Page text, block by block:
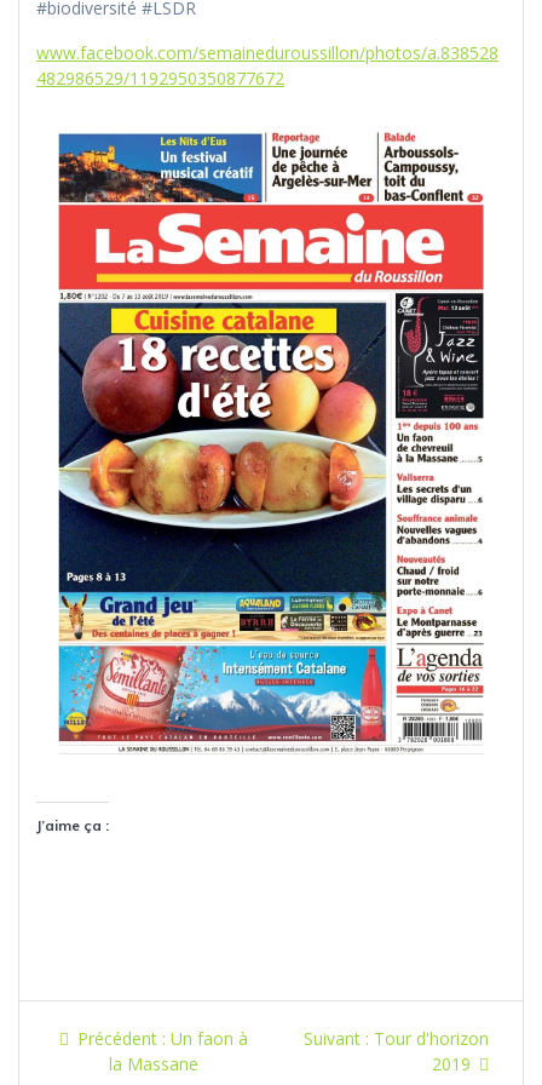
#biodiversité #LSDR
www.facebook.com/semaineduroussillon/photos/a.838528
482986529/1192950350877672
J’aime ça :
Navigation
Précédent : Article
précédent
Un faon à
la Massane
Suivant : Article
Tour d'horizon
2019